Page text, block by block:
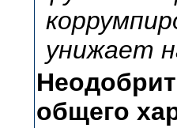
унижает
общего